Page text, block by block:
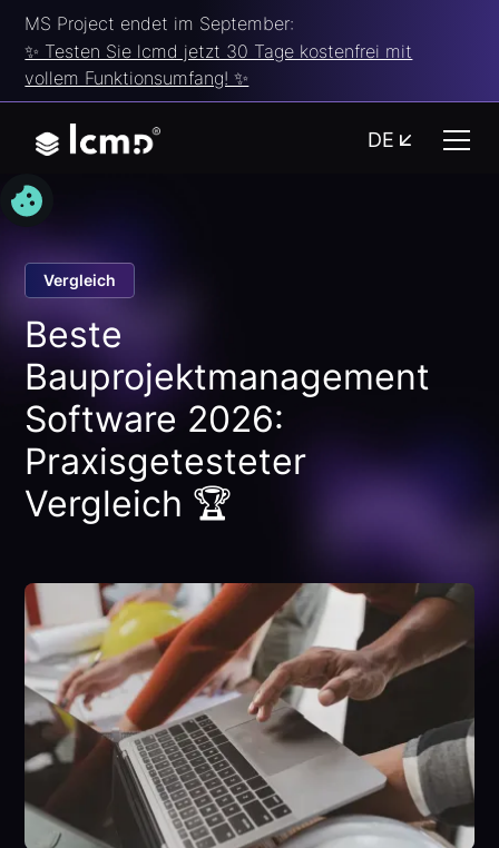
MS Project endet im September:
✨ Testen Sie lcmd jetzt 30 Tage kostenfrei mit
vollem Funktionsumfang! ✨
DE
Vergleich
Beste
Bauprojektmanagement
Software 2026:
Praxisgetesteter
Vergleich 🏆